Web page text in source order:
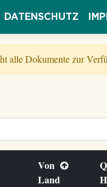
DATENSCHUTZ
alle Dokumente zur
Von
Land